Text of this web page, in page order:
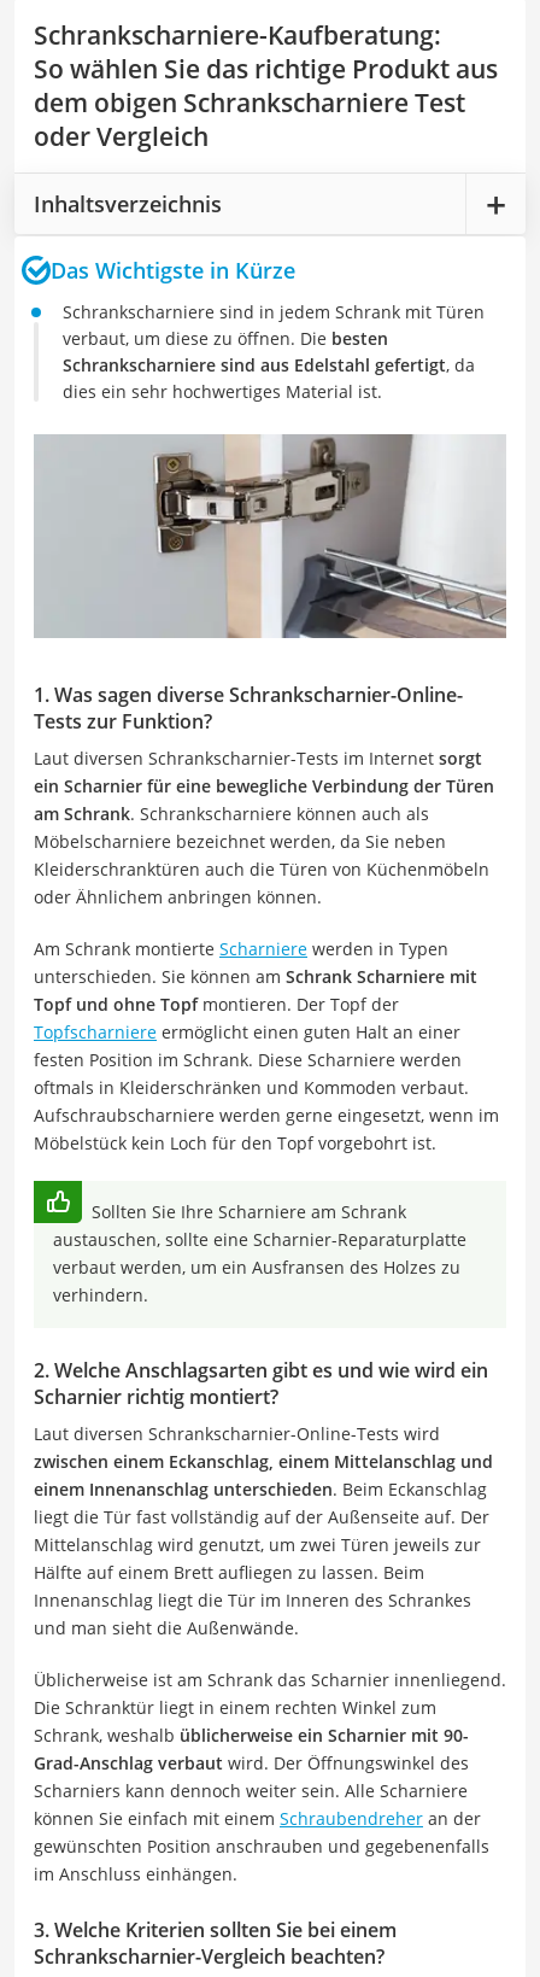
Schrankscharniere-Kaufberatung:
So wählen Sie das richtige Produkt aus
dem obigen Schrankscharniere Test
oder Vergleich
Inhaltsverzeichnis
Das Wichtigste in Kürze
Schrankscharniere sind in jedem Schrank mit Türen
verbaut, um diese zu öffnen. Die besten
Schrankscharniere sind aus Edelstahl gefertigt, da
dies ein sehr hochwertiges Material ist.
1. Was sagen diverse Schrankscharnier-Online-
Tests zur Funktion?
Laut diversen Schrankscharnier-Tests im Internet sorgt
ein Scharnier für eine bewegliche Verbindung der Türen
am Schrank. Schrankscharniere können auch als
Möbelscharniere bezeichnet werden, da Sie neben
Kleiderschranktüren auch die Türen von Küchenmöbeln
oder Ähnlichem anbringen können.
Am Schrank montierte Scharniere werden in Typen
unterschieden. Sie können am Schrank Scharniere mit
Topf und ohne Topf montieren. Der Topf der
Topfscharniere ermöglicht einen guten Halt an einer
festen Position im Schrank. Diese Scharniere werden
oftmals in Kleiderschränken und Kommoden verbaut.
Aufschraubscharniere werden gerne eingesetzt, wenn im
Möbelstück kein Loch für den Topf vorgebohrt ist.
Sollten Sie Ihre Scharniere am Schrank
austauschen, sollte eine Scharnier-Reparaturplatte
verbaut werden, um ein Ausfransen des Holzes zu
verhindern.
2. Welche Anschlagsarten gibt es und wie wird ein
Scharnier richtig montiert?
Laut diversen Schrankscharnier-Online-Tests wird
zwischen einem Eckanschlag, einem Mittelanschlag und
einem Innenanschlag unterschieden. Beim Eckanschlag
liegt die Tür fast vollständig auf der Außenseite auf. Der
Mittelanschlag wird genutzt, um zwei Türen jeweils zur
Hälfte auf einem Brett aufliegen zu lassen. Beim
Innenanschlag liegt die Tür im Inneren des Schrankes
und man sieht die Außenwände.
Üblicherweise ist am Schrank das Scharnier innenliegend.
Die Schranktür liegt in einem rechten Winkel zum
Schrank, weshalb üblicherweise ein Scharnier mit 90-
Grad-Anschlag verbaut wird. Der Öffnungswinkel des
Scharniers kann dennoch weiter sein. Alle Scharniere
können Sie einfach mit einem Schraubendreher an der
gewünschten Position anschrauben und gegebenenfalls
im Anschluss einhängen.
3. Welche Kriterien sollten Sie bei einem
Schrankscharnier-Vergleich beachten?